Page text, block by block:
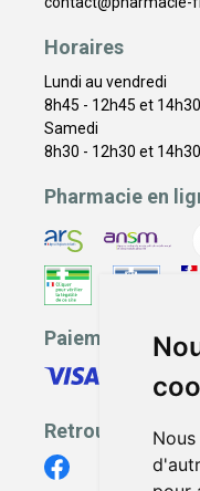
Horaires
Lundi au vendredi
8h45 - 12h45 et
Samedi
8h30 - 12h30 et
Pharmacie en
Paiement
Retrouvez-nous